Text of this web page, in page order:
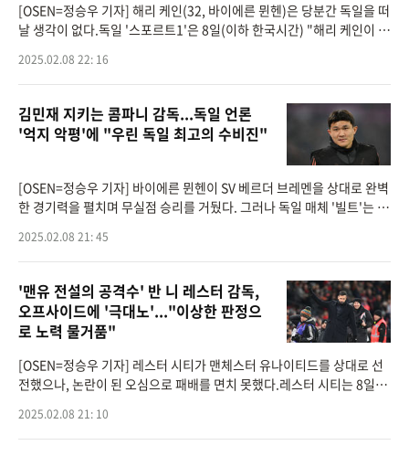
[OSEN=정승우 기자] 해리 케인(32, 바이에른 뮌헨)은 당분간 독일을 떠
날 생각이 없다.독일 '스포르트1'은 8일(이하 한국시간) "해리 케인이 최
다"라고
2025.02.08 22: 16
김민재 지키는 콤파니 감독...독일 언론
'억지 악평'에 "우린 독일 최고의 수비진"
[OSEN=정승우 기자] 바이에른 뮌헨이 SV 베르더 브레멘을 상대로 완벽
한 경기력을 펼치며 무실점 승리를 거뒀다. 그러나 독일 매체 '빌트'는 김
파니(39) 감독이
2025.02.08 21: 45
'맨유 전설의 공격수' 반 니 레스터 감독,
오프사이드에 '극대노'..."이상한 판정으
로 노력 물거품"
[OSEN=정승우 기자] 레스터 시티가 맨체스터 유나이티드를 상대로 선
전했으나, 논란이 된 오심으로 패배를 면치 못했다.레스터 시티는 8일
A컵 4라운드(32강) 경기
2025.02.08 21: 10